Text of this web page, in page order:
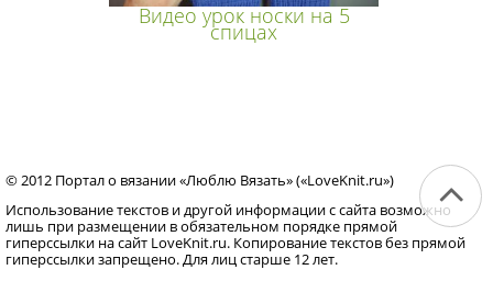
Видео урок носки на 5
спицах
© 2012 Портал о вязании «Люблю Вязать» («LoveKnit.ru»)
Использование текстов и другой информации с сайта возможно
лишь при размещении в обязательном порядке прямой
гиперссылки на сайт LoveKnit.ru. Копирование текстов без прямой
гиперссылки запрещено. Для лиц старше 12 лет.